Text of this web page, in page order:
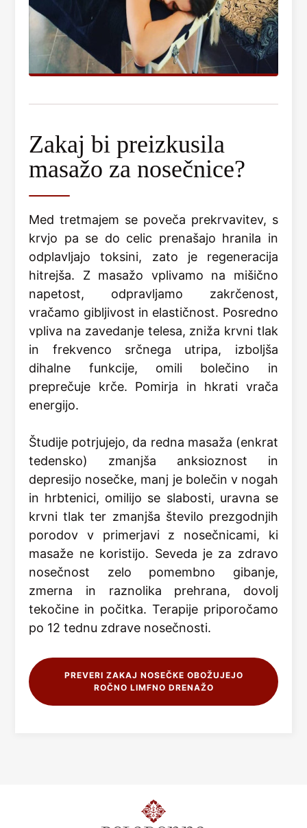
Zakaj bi preizkusila
masažo za nosečnice?
Med tretmajem se poveča prekrvavitev, s
krvjo pa se do celic prenašajo hranila in
odplavljajo toksini, zato je regeneracija
hitrejša. Z masažo vplivamo na mišično
napetost, odpravljamo zakrčenost,
vračamo gibljivost in elastičnost. Posredno
vpliva na zavedanje telesa, zniža krvni tlak
in frekvenco srčnega utripa, izboljša
dihalne funkcije, omili bolečino in
preprečuje krče. Pomirja in hkrati vrača
energijo.
Študije potrjujejo, da redna masaža (enkrat
tedensko) zmanjša anksioznost in
depresijo nosečke, manj je bolečin v nogah
in hrbtenici, omilijo se slabosti, uravna se
krvni tlak ter zmanjša število prezgodnjih
porodov v primerjavi z nosečnicami, ki
masaže ne koristijo. Seveda je za zdravo
nosečnost zelo pomembno gibanje,
zmerna in raznolika prehrana, dovolj
tekočine in počitka. Terapije priporočamo
po 12 tednu zdrave nosečnosti.
PREVERI ZAKAJ NOSEČKE OBOŽUJEJO
ROČNO LIMFNO DRENAŽO